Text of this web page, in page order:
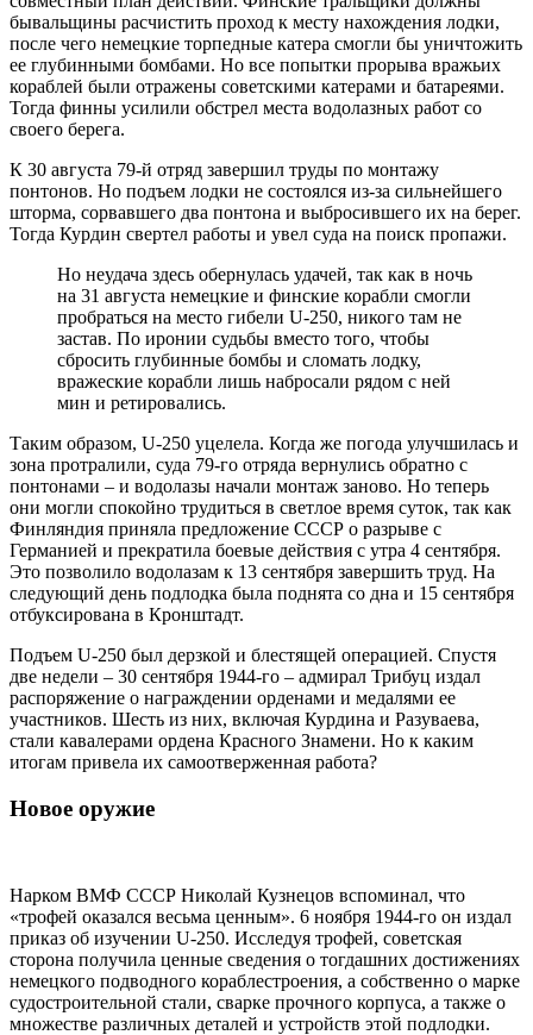
бывальщины расчистить проход к месту нахождения лодки,
после чего немецкие торпедные катера смогли бы уничтожить
ее глубинными бомбами. Но все попытки прорыва вражьих
кораблей были отражены советскими катерами и батареями.
Тогда финны усилили обстрел места водолазных работ со
своего берега.
К 30 августа 79-й отряд завершил труды по монтажу
понтонов. Но подъем лодки не состоялся из-за сильнейшего
шторма, сорвавшего два понтона и выбросившего их на берег.
Тогда Курдин свертел работы и увел суда на поиск пропажи.
Но неудача здесь обернулась удачей, так как в ночь
на 31 августа немецкие и финские корабли смогли
пробраться на место гибели U-250, никого там не
застав. По иронии судьбы вместо того, чтобы
сбросить глубинные бомбы и сломать лодку,
вражеские корабли лишь набросали рядом с ней
мин и ретировались.
Таким образом, U-250 уцелела. Когда же погода улучшилась и
зона протралили, суда 79-го отряда вернулись обратно с
понтонами – и водолазы начали монтаж заново. Но теперь
они могли спокойно трудиться в светлое время суток, так как
Финляндия приняла предложение СССР о разрыве с
Германией и прекратила боевые действия с утра 4 сентября.
Это позволило водолазам к 13 сентября завершить труд. На
следующий день подлодка была поднята со дна и 15 сентября
отбуксирована в Кронштадт.
Подъем U-250 был дерзкой и блестящей операцией. Спустя
две недели – 30 сентября 1944-го – адмирал Трибуц издал
распоряжение о награждении орденами и медалями ее
участников. Шесть из них, включая Курдина и Разуваева,
стали кавалерами ордена Красного Знамени. Но к каким
итогам привела их самоотверженная работа?
Новое оружие
Нарком ВМФ СССР Николай Кузнецов вспоминал, что
«трофей оказался весьма ценным». 6 ноября 1944-го он издал
приказ об изучении U-250. Исследуя трофей, советская
сторона получила ценные сведения о тогдашних достижениях
немецкого подводного кораблестроения, а собственно о марке
судостроительной стали, сварке прочного корпуса, а также о
множестве различных деталей и устройств этой подлодки.